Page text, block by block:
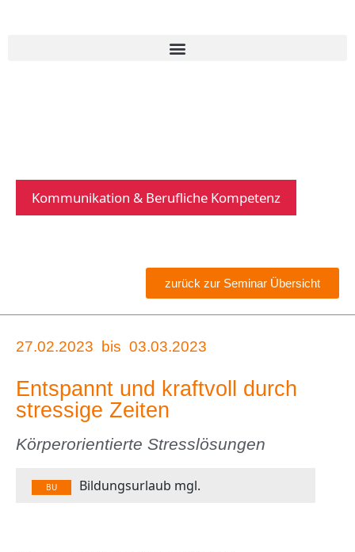
Kommunikation & Berufliche Kompetenz
zurück zur Seminar Übersicht
27.02.2023 bis 03.03.2023
Entspannt und kraftvoll durch
stressige Zeiten
Körperorientierte Stresslösungen
BU Bildungsurlaub mgl.